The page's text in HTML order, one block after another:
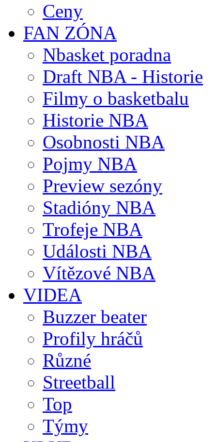
Ceny
FAN ZÓNA
Nbasket poradna
Draft NBA - Historie
Filmy o basketbalu
Historie NBA
Osobnosti NBA
Pojmy NBA
Preview sezóny
Stadióny NBA
Trofeje NBA
Události NBA
Vítězové NBA
VIDEA
Buzzer beater
Profily hráčů
Různé
Streetball
Top
Týmy